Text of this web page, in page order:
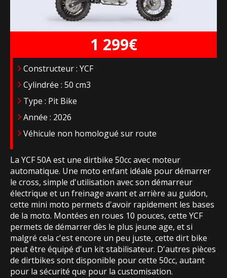
1 299€
Constructeur : YCF
Cylindrée : 50 cm3
Type : Pit Bike
Année : 2026
Véhicule non homologué sur route
La YCF 50A est une dirtbike 50cc avec moteur
automatique. Une moto enfant idéale pour démarrer
le cross, simple d'utilisation avec son démarreur
électrique et un freinage avant et arrière au guidon,
cette mini moto permets d'avoir rapidement les bases
de la moto. Montées en roues 10 pouces, cette YCF
permets de démarrer dès le plus jeune age, et si
malgré cela c'est encore un peu juste, cette dirt bike
peut être équipé d'un kit stabilisateur. D'autres pièces
de dirtbikes sont disponible pour cette 50cc, autant
pour la sécurité que pour la customisation.